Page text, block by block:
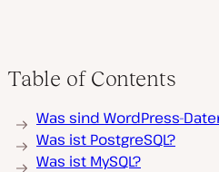
Table of Contents
Was sind WordPress-
Was ist PostgreSQL?
Was ist MySQL?